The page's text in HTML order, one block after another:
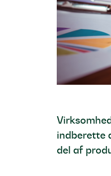
indberette
del af